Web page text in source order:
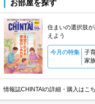
お部屋を探す
住まいの選択肢
えよう
今月の特集
子
家
情報誌CHINTAIの詳細・購入はこ